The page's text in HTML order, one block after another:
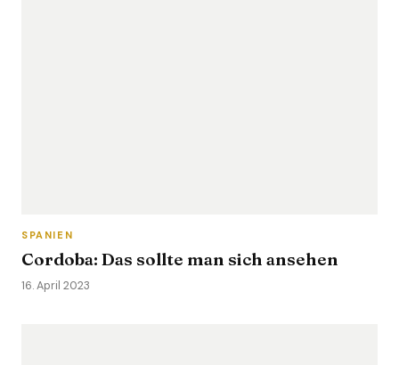
SPANIEN
Cordoba: Das sollte man sich ansehen
16. April 2023